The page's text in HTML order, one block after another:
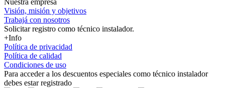
Nuestra empresa
Visión, misión y objetivos
Trabajá con nosotros
Solicitar registro como técnico instalador.
+Info
Política de privacidad
Política de calidad
Condiciones de uso
Para acceder a los descuentos especiales como técnico instalador
debes estar registrado